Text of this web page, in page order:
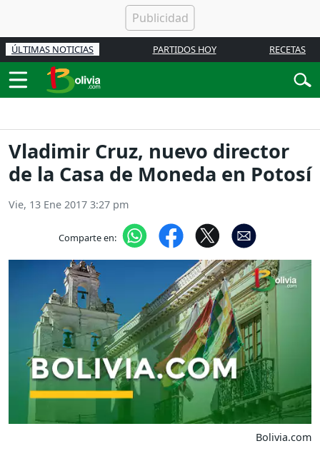
ÚLTIMAS NOTICIAS PARTIDOS HOY RECETAS
Vladimir Cruz, nuevo director
de la Casa de Moneda en Potosí
Vie, 13 Ene 2017 3:27 pm
Comparte en:
Bolivia.com